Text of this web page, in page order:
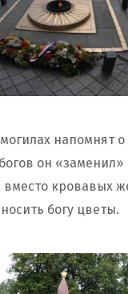
напомнят
он
вместо кровавых
богу цветы.